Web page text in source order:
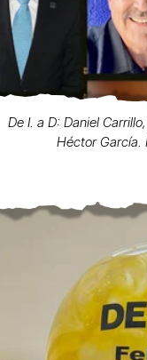
De I. a D: Daniel
Héctor García.